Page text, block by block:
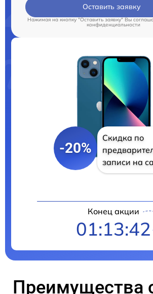
Оставить заявку
Нажимая на кнопку "Оставить заявку" Вы
конфиденциальности
-20%
Скидка по
записи на
Конец акции
01:13:41
Преимущества